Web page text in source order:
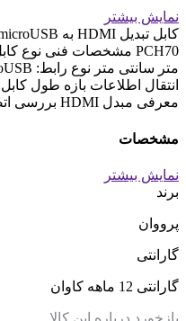
نمایش بیشتر
معرفی مبدل HDMI بررسی اتصال تلفن همراه و...
مشخصات
نمایش بیشتر
برند
پرووان
گارانتی
گارانتی 12 ماهه کاوان
بازخورد درباره این کالا